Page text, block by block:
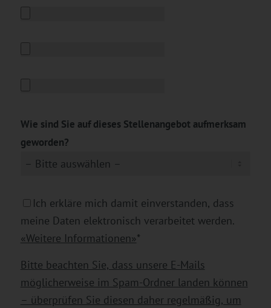
Wie sind Sie auf dieses Stellenangebot aufmerksam
geworden?
Ich erkläre mich damit einverstanden, dass
meine Daten elektronisch verarbeitet werden.
«Weitere Informationen»*
Bitte beachten Sie, dass unsere E-Mails
möglicherweise im Spam-Ordner landen können
– überprüfen Sie diesen daher regelmäßig, um